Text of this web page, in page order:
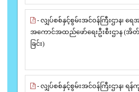
- လျှပ်စစ်နှင့်စွမ်းအင်ဝန်ကြီးဌာန၊ ရေ
အကောင်အထည်ဖော်ရေးဦးစီးဌာန (အိ
ခြင်း)
- လျှပ်စစ်နှင့်စွမ်းအင်ဝန်ကြီးဌာန၊ ရ